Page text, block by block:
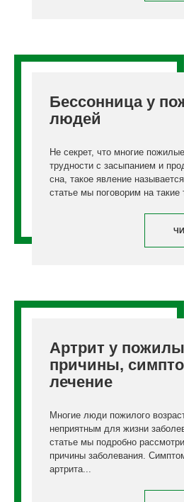
Бессонница у
людей
Не секрет, что многие
трудности с засыпанием и
сна, такое явление
статье мы поговорим на
Артрит у
причины,
лечение
Многие люди пожилого
неприятным для жизни
статье мы подробно
причины заболевания.
артрита...